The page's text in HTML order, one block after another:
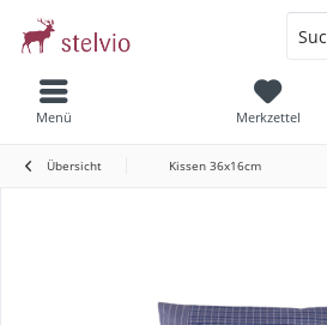
Menü Merkzettel
Übersicht Kissen 36x16cm